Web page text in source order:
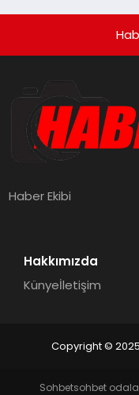
Haber Ekibi
Hakkımızda
Künyeİletişim
Copyright © 2025
Sohbetsohbet